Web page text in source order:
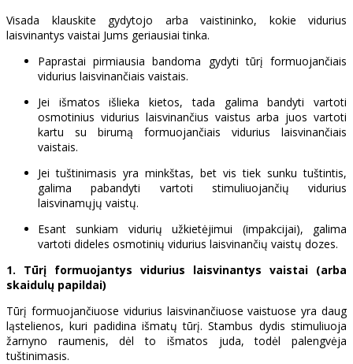
Visada klauskite gydytojo arba vaistininko, kokie vidurius
laisvinantys vaistai Jums geriausiai tinka.
Paprastai pirmiausia bandoma gydyti tūrį formuojančiais
vidurius laisvinančiais vaistais.
Jei išmatos išlieka kietos, tada galima bandyti vartoti
osmotinius vidurius laisvinančius vaistus arba juos vartoti
kartu su birumą formuojančiais vidurius laisvinančiais
vaistais.
Jei tuštinimasis yra minkštas, bet vis tiek sunku tuštintis,
galima pabandyti vartoti stimuliuojančių vidurius
laisvinamųjų vaistų.
Esant sunkiam vidurių užkietėjimui (impakcijai), galima
vartoti dideles osmotinių vidurius laisvinančių vaistų dozes.
1. Tūrį formuojantys vidurius laisvinantys vaistai (arba
skaidulų papildai)
Tūrį formuojančiuose vidurius laisvinančiuose vaistuose yra daug
ląstelienos, kuri padidina išmatų tūrį. Stambus dydis stimuliuoja
žarnyno raumenis, dėl to išmatos juda, todėl palengvėja
tuštinimasis.